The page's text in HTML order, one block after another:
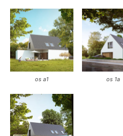
os a1 os 1a